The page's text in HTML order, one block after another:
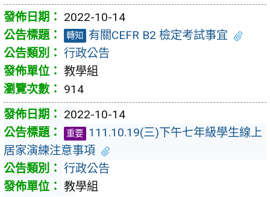
2022-10-14
轉知
有關CEFR B2 檢定考試事宜
行政公告
教學組
914
2022-10-14
重要 111.10.19(三)下午七年級學生線上
居家演練注意事項
行政公告
教學組